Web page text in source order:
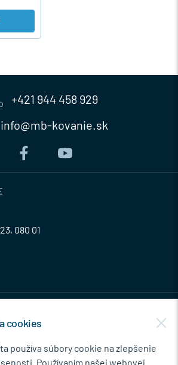
+421 944 458 929
info@mb-kovanie.sk
080 01
cookies
používa súbory cookie na zlepšenie
Používaním našej webovej